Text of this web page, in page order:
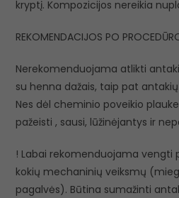
kryptį. Kompozicijos nereikia
REKOMENDACIJOS PO
Nerekomenduojama atlikti
su henna dažais, taip pat
Nes dėl cheminio poveikio
pažeisti , sausi, lūžinėjantys ir
! Labai rekomenduojama vengti
kokių mechaninių veiksmų
pagalvės). Būtina sumažinti